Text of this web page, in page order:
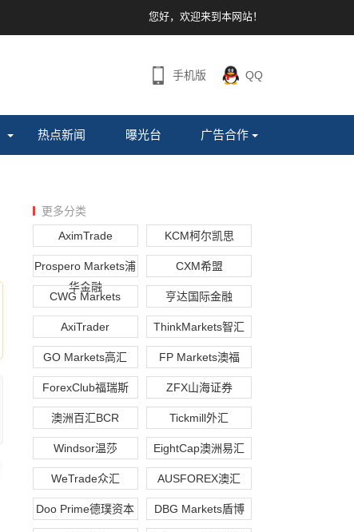
您好，欢迎来到本网站！
手机版 QQ
热点新闻 曝光台 广告合作
更多分类
AximTrade
KCM柯尔凯思
Prospero Markets浦
华金融
CXM希盟
CWG Markets 亨达国际金融
AxiTrader ThinkMarkets智汇
GO Markets高汇 FP Markets澳福
ForexClub福瑞斯 ZFX山海证券
澳洲百汇BCR Tickmill外汇
Windsor温莎 EightCap澳洲易汇
WeTrade众汇 AUSFOREX澳汇
Doo Prime德璞资本 DBG Markets盾博